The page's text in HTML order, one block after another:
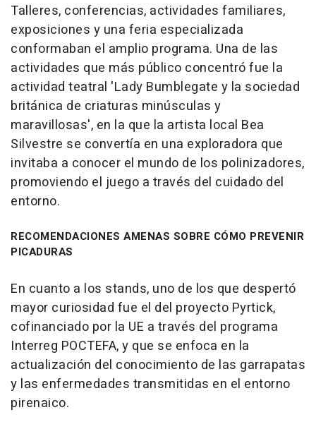
Talleres, conferencias, actividades familiares,
exposiciones y una feria especializada
conformaban el amplio programa. Una de las
actividades que más público concentró fue la
actividad teatral 'Lady Bumblegate y la sociedad
británica de criaturas minúsculas y
maravillosas', en la que la artista local Bea
Silvestre se convertía en una exploradora que
invitaba a conocer el mundo de los polinizadores,
promoviendo el juego a través del cuidado del
entorno.
RECOMENDACIONES AMENAS SOBRE CÓMO PREVENIR
PICADURAS
En cuanto a los stands, uno de los que despertó
mayor curiosidad fue el del proyecto Pyrtick,
cofinanciado por la UE a través del programa
Interreg POCTEFA, y que se enfoca en la
actualización del conocimiento de las garrapatas
y las enfermedades transmitidas en el entorno
pirenaico.